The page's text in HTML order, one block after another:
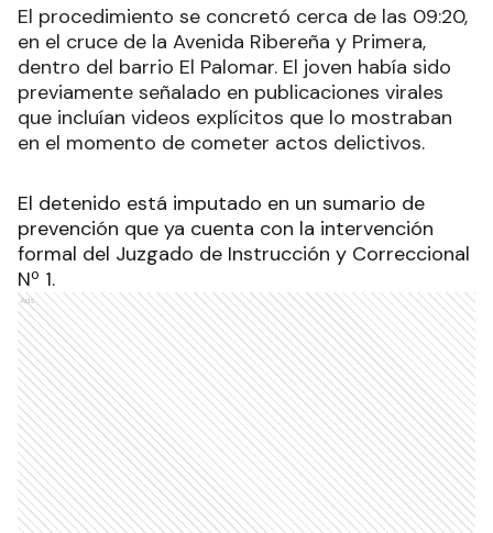
El procedimiento se concretó cerca de las 09:20,
en el cruce de la Avenida Ribereña y Primera,
dentro del barrio El Palomar. El joven había sido
previamente señalado en publicaciones virales
que incluían videos explícitos que lo mostraban
en el momento de cometer actos delictivos.
El detenido está imputado en un sumario de
prevención que ya cuenta con la intervención
formal del Juzgado de Instrucción y Correccional
Nº 1.
Ads